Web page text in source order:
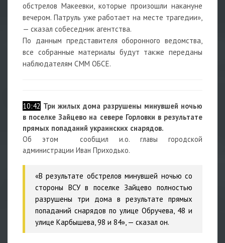
обстрелов Макеевки, которые произошли накануне
вечером. Патруль уже работает на месте трагедии»,
— сказал собеседник агентства.
По данным представителя оборонного ведомства,
все собранные материалы будут также переданы
наблюдателям СММ ОБСЕ.
10:42 Три жилых дома разрушены минувшей ночью
в поселке Зайцево на севере Горловки в результате
прямых попаданий украинских снарядов.
Об этом сообщил и.о. главы городской
администрации Иван Приходько.
«В результате обстрелов минувшей ночью со
стороны ВСУ в поселке Зайцево полностью
разрушены три дома в результате прямых
попаданий снарядов по улице Обручева, 48 и
улице Карбышева, 98 и 84», — сказал он.